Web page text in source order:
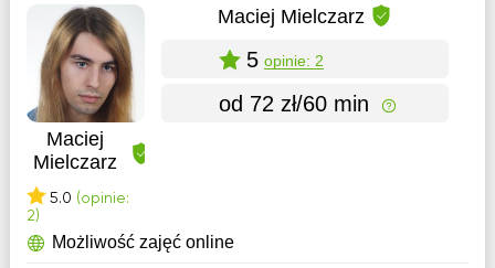
Maciej
Mielczarz
5.0 (opinie:
2)
Maciej Mielczarz
5 opinie: 2
od 72 zł/60 min
Możliwość zajęć online